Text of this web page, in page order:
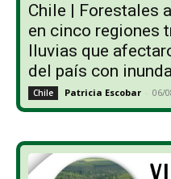
Chile | Forestales
en cinco regiones
lluvias que
del país con
Chile Patricia Escobar - 06/